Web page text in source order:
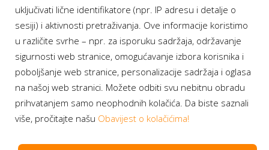
Aukcije BH Telecom
Program lojalnosti
Bonus plus
Prijava za newsletter
uključivati lične identifikatore (npr. IP adresu i detalje o
sesiji) i aktivnosti pretraživanja. Ove informacije koristimo
u različite svrhe – npr. za isporuku sadržaja, održavanje
sigurnosti web stranice, omogućavanje izbora korisnika i
poboljšanje web stranice, personalizacije sadržaja i oglasa
na našoj web stranici. Možete odbiti svu nebitnu obradu
prihvatanjem samo neophodnih kolačića. Da biste saznali
više, pročitajte našu Obavijest o kolačićima!